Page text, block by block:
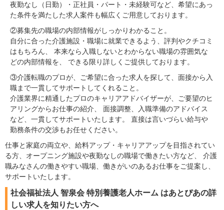
夜勤なし（日勤）・正社員・パート・未経験可など、希望にあっ
た条件を満たした求人案件も幅広くご用意しております。
②募集先の職場の内部情報がしっかりわかること。
自分に合った介護施設・職場に就業できるよう、評判やクチコミ
はもちろん、 本来なら入職しないとわからない職場の雰囲気な
どの内部情報を、 できる限り詳しくご提供しております。
③介護転職のプロが、ご希望に合った求人を探して、面接から入
職まで一貫してサポートしてくれること。
介護業界に精通したプロのキャリアアドバイザーが、ご要望のヒ
アリングからお仕事の紹介、 面接調整、入職準備のアドバイス
など、一貫してサポートいたします。 直接は言いづらい給与や
勤務条件の交渉もお任せください。
仕事と家庭の両立や、給料アップ・キャリアアップを目指されてい
る方、オープニング施設や夜勤なしの職場で働きたい方など、 介護
職みなさんの働きやすい職場、働きがいのあるお仕事をご提案し、
サポートいたします。
社会福祉法人 智泉会 特別養護老人ホーム はあとぴあの詳
しい求人を知りたい方へ